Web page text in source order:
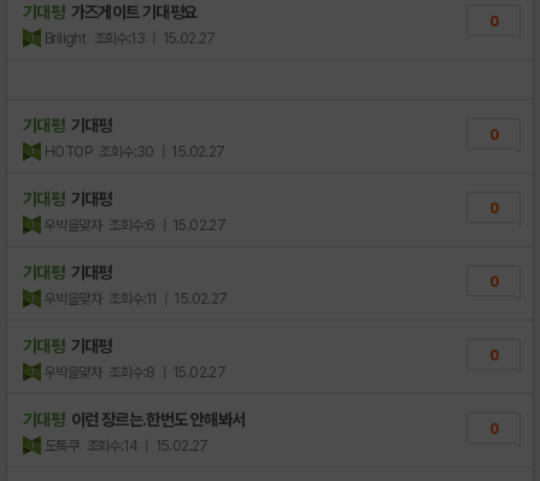
기대평 가즈게이트 기대평요
Brilight 조회수:13 | 15.02.27
0
기대평 기대평
HOTOP 조회수:30 | 15.02.27
0
기대평 기대평
우박을맞자 조회수:6 | 15.02.27
0
기대평 기대평
우박을맞자 조회수:11 | 15.02.27
0
기대평 기대평
우박을맞자 조회수:8 | 15.02.27
0
기대평 이런 장르는.한번도 안해봐서
도톡쿠 조회수:14 | 15.02.27
0